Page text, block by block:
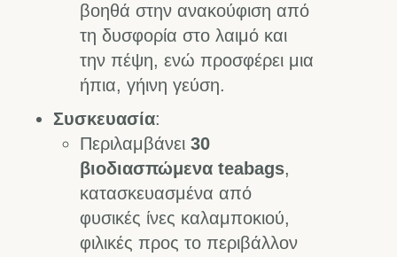
βοηθά στην ανακούφιση από
τη δυσφορία στο λαιμό και
την πέψη, ενώ προσφέρει μια
ήπια, γήινη γεύση.
Συσκευασία:
Περιλαμβάνει 30
βιοδιασπώμενα teabags,
κατασκευασμένα από
φυσικές ίνες καλαμποκιού,
φιλικές προς το περιβάλλον